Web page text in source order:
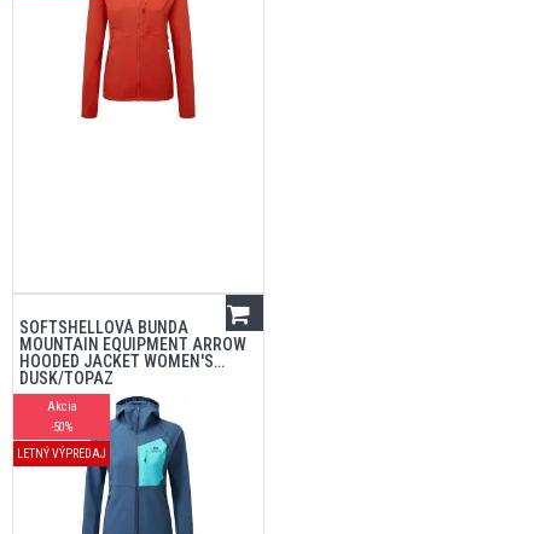
SOFTSHELLOVÁ BUNDA
MOUNTAIN EQUIPMENT ARROW
HOODED JACKET WOMEN'S
DUSK/TOPAZ
Akcia
-50%
LETNÝ VÝPREDAJ